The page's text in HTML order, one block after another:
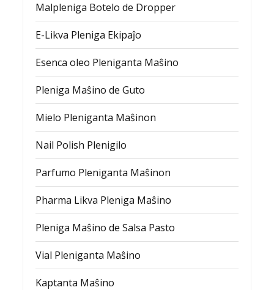
Malpleniga Botelo de Dropper
E-Likva Pleniga Ekipaĵo
Esenca oleo Pleniganta Maŝino
Pleniga Maŝino de Guto
Mielo Pleniganta Maŝinon
Nail Polish Plenigilo
Parfumo Pleniganta Maŝinon
Pharma Likva Pleniga Maŝino
Pleniga Maŝino de Salsa Pasto
Vial Pleniganta Maŝino
Kaptanta Maŝino